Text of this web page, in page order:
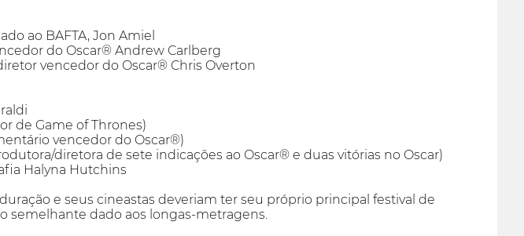
ao BAFTA, Jon Amiel
do Oscar® Andrew Carlberg
vencedor do Oscar® Chris Overton
de Game of Thrones)
vencedor do Oscar®)
diretora de sete indicações ao Oscar® e duas vitórias no Oscar)
Halyna Hutchins
e seus cineastas deveriam ter seu próprio principal festival de
semelhante dado aos longas-metragens.